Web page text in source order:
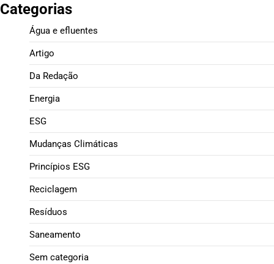
Categorias
Água e efluentes
Artigo
Da Redação
Energia
ESG
Mudanças Climáticas
Princípios ESG
Reciclagem
Resíduos
Saneamento
Sem categoria